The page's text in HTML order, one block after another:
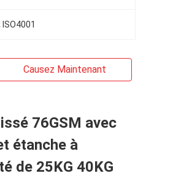
ISO4001
Causez Maintenant
76GSM avec
étanche à
de 25KG 40KG